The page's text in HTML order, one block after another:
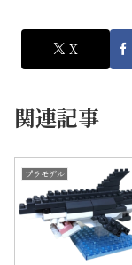
X
関連記事
プラモデル